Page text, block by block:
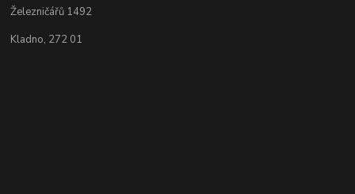
Železničářů 1492
Kladno, 272 01